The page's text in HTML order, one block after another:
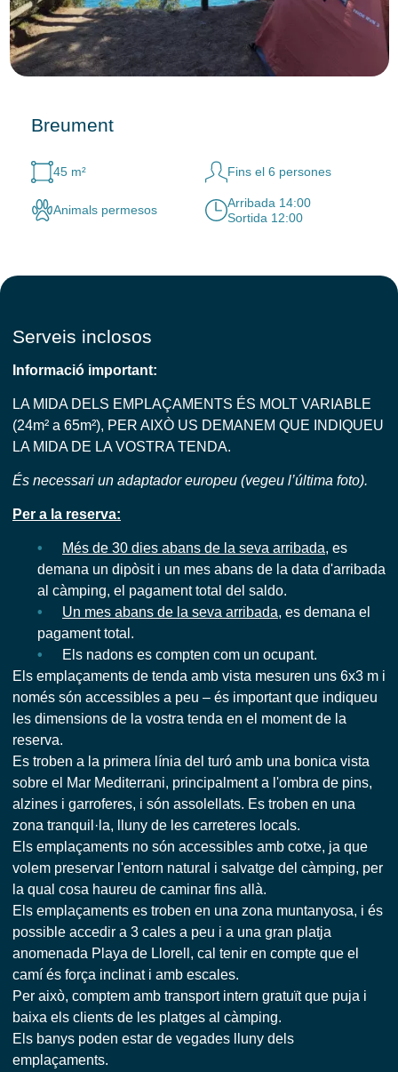
Breument
45 m² Fins el 6 persones
Animals permesos
Arribada 14:00
Sortida 12:00
Serveis inclosos
Informació important:
LA MIDA DELS EMPLAÇAMENTS ÉS MOLT VARIABLE
(24m² a 65m²), PER AIXÒ US DEMANEM QUE INDIQUEU
LA MIDA DE LA VOSTRA TENDA.
És necessari un adaptador europeu (vegeu l’última foto).
Per a la reserva:
Més de 30 dies abans de la seva arribada, es
demana un dipòsit i un mes abans de la data d'arribada
al càmping, el pagament total del saldo.
Un mes abans de la seva arribada, es demana el
pagament total.
Els nadons es compten com un ocupant.
Els emplaçaments de tenda amb vista mesuren uns 6x3 m i
només són accessibles a peu – és important que indiqueu
les dimensions de la vostra tenda en el moment de la
reserva.
Es troben a la primera línia del turó amb una bonica vista
sobre el Mar Mediterrani, principalment a l'ombra de pins,
alzines i garroferes, i són assolellats. Es troben en una
zona tranquil·la, lluny de les carreteres locals.
Els emplaçaments no són accessibles amb cotxe, ja que
volem preservar l'entorn natural i salvatge del càmping, per
la qual cosa haureu de caminar fins allà.
Els emplaçaments es troben en una zona muntanyosa, i és
possible accedir a 3 cales a peu i a una gran platja
anomenada Playa de Llorell, cal tenir en compte que el
camí és força inclinat i amb escales.
Per això, comptem amb transport intern gratuït que puja i
baixa els clients de les platges al càmping.
Els banys poden estar de vegades lluny dels
emplaçaments.